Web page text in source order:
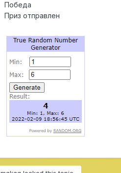
Победа
Приз отправлен